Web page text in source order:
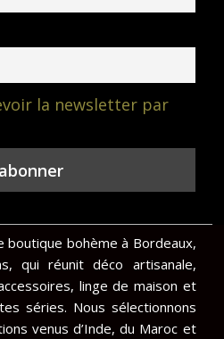
la newsletter par
boutique bohème à Bordeaux,
qui réunit déco artisanale,
linge de maison et
séries. Nous sélectionnons
venus d’Inde, du Maroc et